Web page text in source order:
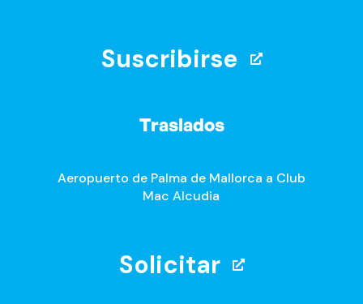
Suscribirse
Traslados
Aeropuerto de Palma de Mallorca a Club
Mac Alcudia
Solicitar